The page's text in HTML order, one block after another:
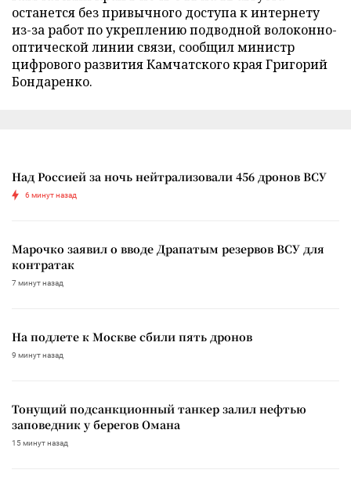
останется без привычного доступа к интернету
из-за работ по укреплению подводной волоконно-
оптической линии связи, сообщил министр
цифрового развития Камчатского края Григорий
Бондаренко.
Над Россией за ночь нейтрализовали 456 дронов ВСУ
6 минут назад
Марочко заявил о вводе Драпатым резервов ВСУ для
контратак
7 минут назад
На подлете к Москве сбили пять дронов
9 минут назад
Тонущий подсанкционный танкер залил нефтью
заповедник у берегов Омана
15 минут назад